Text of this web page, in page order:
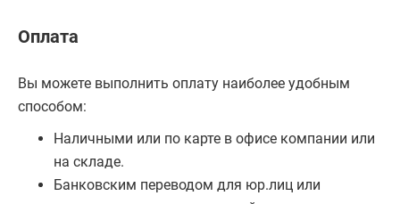
Оплата
Вы можете выполнить оплату наиболее удобным
способом:
Наличными или по карте в офисе компании или
на складе.
Банковским переводом для юр.лиц или